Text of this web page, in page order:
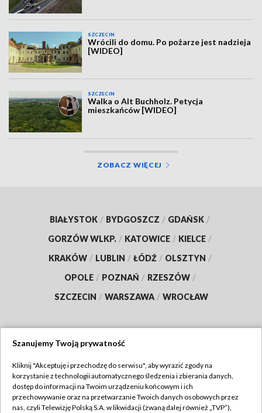
SZCZECIN
Wrócili do domu. Po pożarze jest nadzieja
[WIDEO]
SZCZECIN
Walka o Alt Buchholz. Petycja
mieszkańców [WIDEO]
ZOBACZ WIĘCEJ
BIAŁYSTOK / BYDGOSZCZ / GDAŃSK /
GORZÓW WLKP. / KATOWICE / KIELCE /
KRAKÓW / LUBLIN / ŁÓDŹ / OLSZTYN /
OPOLE / POZNAŃ / RZESZÓW /
SZCZECIN / WARSZAWA / WROCŁAW
TVP
Abonament TVP
Regulamin TVP
Szanujemy Twoją prywatność
Kliknij "Akceptuję i przechodzę do serwisu", aby wyrazić zgody na
korzystanie z technologii automatycznego śledzenia i zbierania danych,
dostęp do informacji na Twoim urządzeniu końcowym i ich
przechowywanie oraz na przetwarzanie Twoich danych osobowych przez
nas, czyli Telewizję Polską S.A. w likwidacji (zwaną dalej również „TVP”),